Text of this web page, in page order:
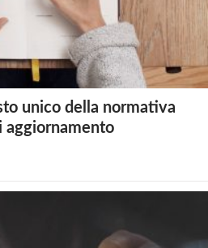
unico della normativa
aggiornamento